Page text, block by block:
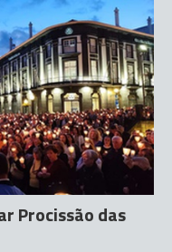
Procissão das